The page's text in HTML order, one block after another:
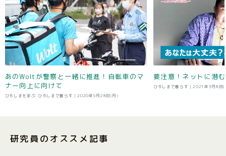
あのWoltが警察と一緒に推進！自転車のマ
ナー向上に向けて
ひろしまを学ぶ･ひろしまで暮らす |2020年9月28日(月)
要注意！ネットに潜
ひろしまで暮らす |2021年3月8日(
研究員のオススメ記事